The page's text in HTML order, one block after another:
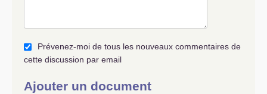
Prévenez-moi de tous les nouveaux commentaires de
cette discussion par email
Ajouter un document